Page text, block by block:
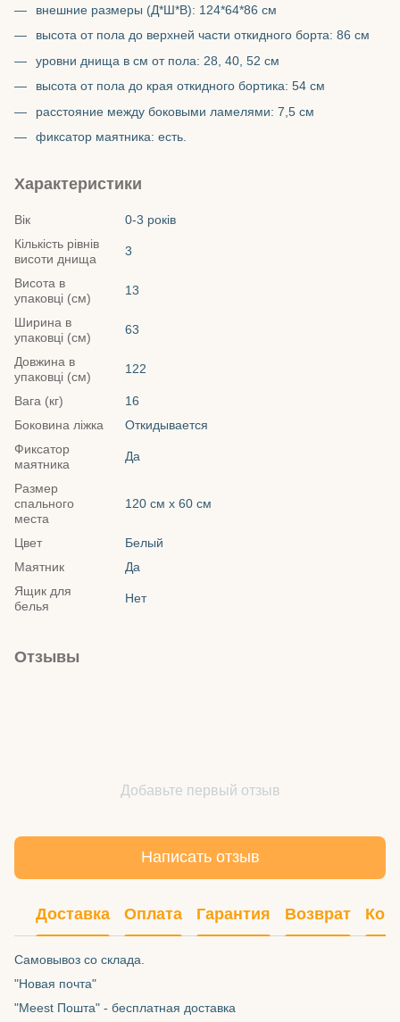
внешние размеры (Д*Ш*В): 124*64*86 см
высота от пола до верхней части откидного борта: 86 см
уровни днища в см от пола: 28, 40, 52 см
высота от пола до края откидного бортика: 54 см
расстояние между боковыми ламелями: 7,5 см
фиксатор маятника: есть.
Характеристики
Вік
0-3 років
Кількість рівнів
висоти днища
3
Висота в
упаковці (см)
13
Ширина в
упаковці (см)
63
Довжина в
упаковці (см)
122
Вага (кг)
16
Боковина ліжка
Откидывается
Фиксатор
маятника
Да
Размер
спального
места
120 см х 60 см
Цвет
Белый
Маятник
Да
Ящик для
белья
Нет
Отзывы
Добавьте первый отзыв
Написать отзыв
Доставка Оплата Гарантия Возврат
Самовывоз со склада.
"Новая почта"
"Meest Пошта" - бесплатная доставка